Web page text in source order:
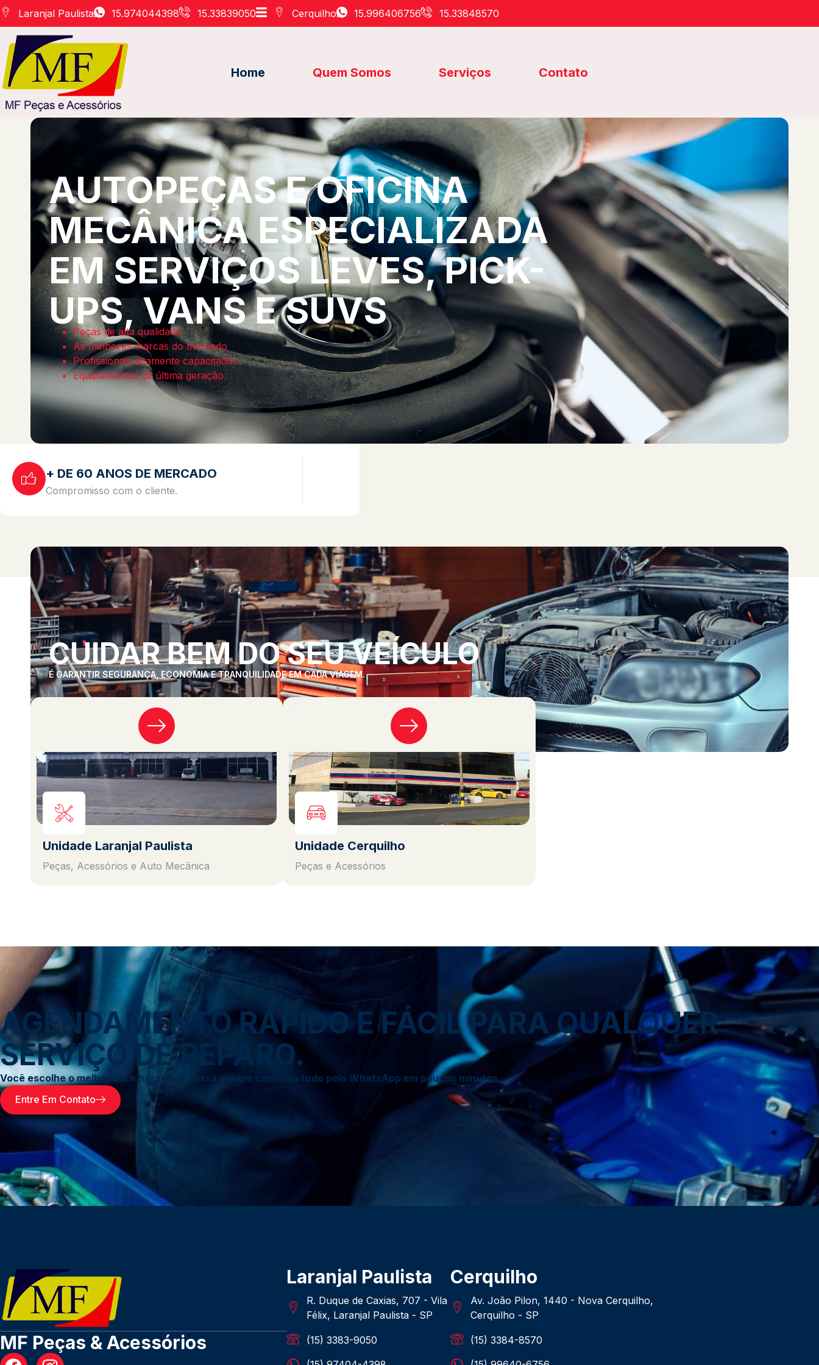
Laranjal Paulista 15.974044398 15.33839050 Cerquilho 15.996406756 15.33848570
Home Quem Somos Serviços Contato
AUTOPEÇAS E OFICINA
MECÂNICA ESPECIALIZADA
EM SERVIÇOS LEVES, PICK-
UPS, VANS E SUVS
Peças de alta qualidade
As melhores marcas do mercado
Profissionais altamente capacitados
Equipamentos de última geração
+ DE 60 ANOS DE MERCADO
Compromisso com o cliente.
CUIDAR BEM DO SEU VEÍCULO
É GARANTIR SEGURANÇA, ECONOMIA E TRANQUILIDADE EM CADA VIAGEM.
Unidade Laranjal Paulista
Peças, Acessórios e Auto Mecânica
Unidade Cerquilho
Peças e Acessórios
AGENDAMENTO RÁPIDO E FÁCIL PARA QUALQUER
SERVIÇO DE REPARO.
Você escolhe o melhor dia e horário, e nossa equipe confirma tudo pelo WhatsApp em poucos minutos.
Entre Em Contato
MF Peças & Acessórios
Laranjal Paulista
R. Duque de Caxias, 707 - Vila
Félix, Laranjal Paulista - SP
(15) 3383-9050
Cerquilho
Av. João Pilon, 1440 - Nova Cerquilho,
Cerquilho - SP
(15) 3384-8570